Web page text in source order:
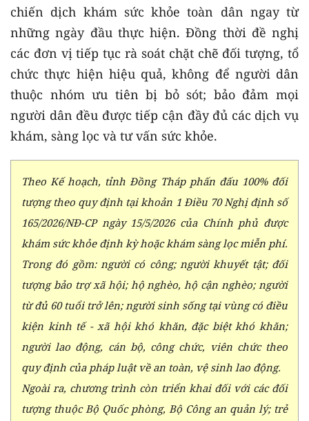
chiến dịch khám sức khỏe toàn dân ngay từ
những ngày đầu thực hiện. Đồng thời đề nghị
các đơn vị tiếp tục rà soát chặt chẽ đối tượng, tổ
chức thực hiện hiệu quả, không để người dân
thuộc nhóm ưu tiên bị bỏ sót; bảo đảm mọi
người dân đều được tiếp cận đầy đủ các dịch vụ
khám, sàng lọc và tư vấn sức khỏe.
Theo Kế hoạch, tỉnh Đồng Tháp phấn đấu 100% đối
tượng theo quy định tại khoản 1 Điều 70 Nghị định số
165/2026/NĐ-CP ngày 15/5/2026 của Chính phủ được
khám sức khỏe định kỳ hoặc khám sàng lọc miễn phí.
Trong đó gồm: người có công; người khuyết tật; đối
tượng bảo trợ xã hội; hộ nghèo, hộ cận nghèo; người
từ đủ 60 tuổi trở lên; người sinh sống tại vùng có điều
kiện kinh tế - xã hội khó khăn, đặc biệt khó khăn;
người lao động, cán bộ, công chức, viên chức theo
quy định của pháp luật về an toàn, vệ sinh lao động.
Ngoài ra, chương trình còn triển khai đối với các đối
tượng thuộc Bộ Quốc phòng, Bộ Công an quản lý; trẻ